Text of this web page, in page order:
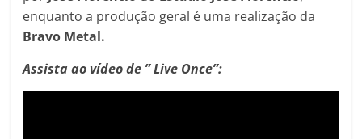
enquanto a produção geral é uma realização da
Bravo Metal.
Assista ao vídeo de ” Live Once”: